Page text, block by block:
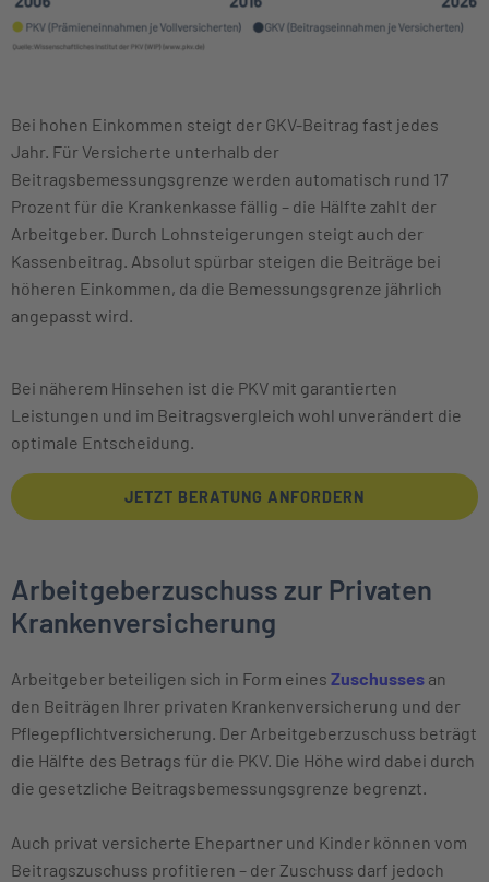
Bei hohen Einkommen steigt der GKV-Beitrag fast jedes
Jahr. Für Versicherte unterhalb der
Beitragsbemessungsgrenze werden automatisch rund 17
Prozent für die Krankenkasse fällig – die Hälfte zahlt der
Arbeitgeber. Durch Lohnsteigerungen steigt auch der
Kassenbeitrag. Absolut spürbar steigen die Beiträge bei
höheren Einkommen, da die Bemessungsgrenze jährlich
angepasst wird.
Bei näherem Hinsehen ist die PKV mit garantierten
Leistungen und im Beitragsvergleich wohl unverändert die
optimale Entscheidung.
JETZT BERATUNG ANFORDERN
Arbeitgeberzuschuss zur Privaten
Krankenversicherung
Arbeitgeber beteiligen sich in Form eines Zuschusses an
den Beiträgen Ihrer privaten Krankenversicherung und der
Pflegepflichtversicherung. Der Arbeitgeberzuschuss beträgt
die Hälfte des Betrags für die PKV. Die Höhe wird dabei durch
die gesetzliche Beitrags­bemessungs­grenze begrenzt.
Auch privat versicherte Ehepartner und Kinder können vom
Beitragszuschuss profitieren – der Zuschuss darf jedoch